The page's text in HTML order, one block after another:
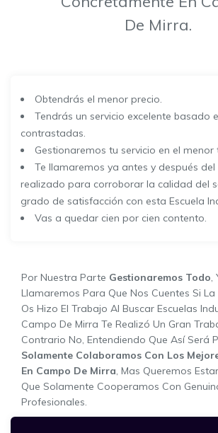
De Mirra.
Obtendrás el menor precio.
Tendrás un servicio excelente basado
contrastadas.
Gestionaremos tu servicio en el menor
Te llamaremos ya antes y después
realizado para corroborar la calidad del
grado de satisfacción con esta Escuela
Vas a quedar cien por cien contento.
Por Nuestra Parte Gestionaremos Todo,
Llamaremos Para Que Nos Cuentes Si
Os Hizo El Trabajo Al Buscar Escuelas
Campo De Mirra Te Realizó Un Gran
Contrario No, Entendiendo Que Así Será
Solamente Colaboramos Con Los
En Campo De Mirra, Mas Queremos
Que Solamente Cooperamos Con
Profesionales.